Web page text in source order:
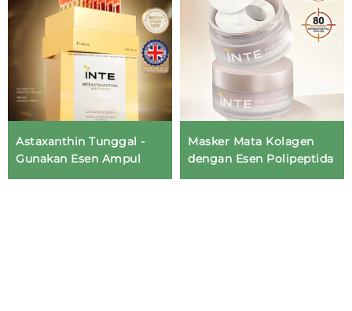
Astaxanthin Tunggal -
Gunakan Esen Ampul
Masker Mata Kolagen
dengan Esen Polipeptida